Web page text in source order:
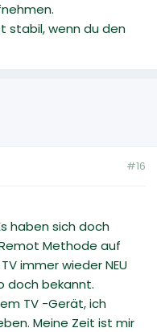
stabil, wenn du den
#16
haben sich doch
Methode auf
immer wieder NEU
doch bekannt.
TV -Gerät, ich
Meine Zeit ist mir